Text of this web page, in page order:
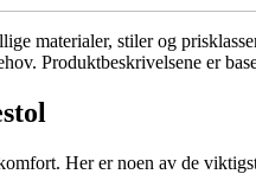
materialer, stiler og
Produktbeskrivelsene er
Her er noen av de